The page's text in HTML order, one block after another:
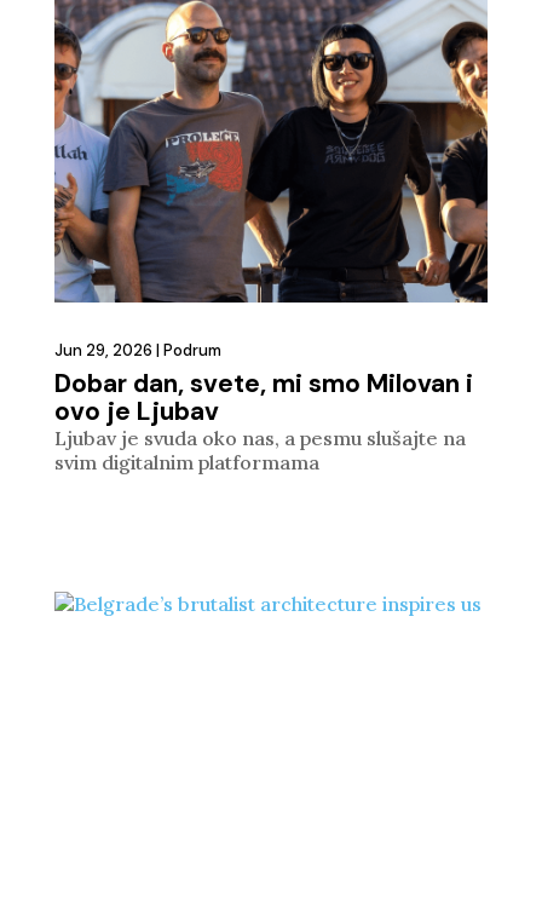
Dobar dan, svete, mi smo Milovan i
ovo je Ljubav
Jun 29, 2026 | Podrum
Ljubav je svuda oko nas, a pesmu slušajte na
svim digitalnim platformama